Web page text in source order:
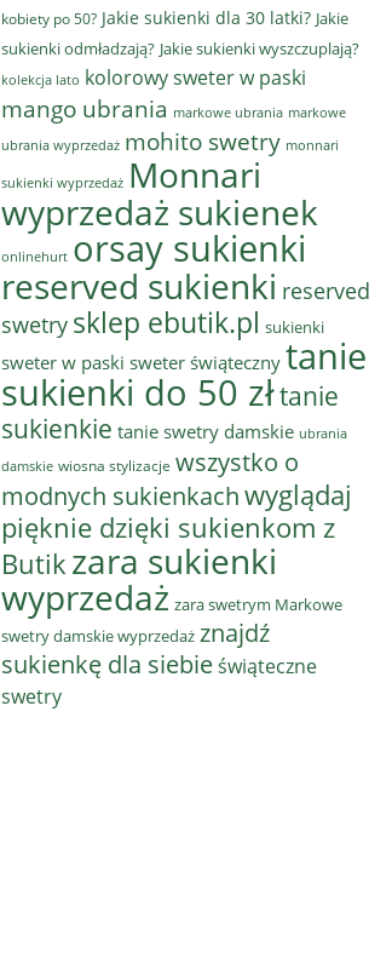
kobiety po 50? Jakie sukienki dla 30 latki? Jakie
sukienki odmładzają? Jakie sukienki wyszczuplają?
kolekcja lato kolorowy sweter w paski
mango ubrania markowe ubrania markowe
ubrania wyprzedaż mohito swetry monnari
sukienki wyprzedaż Monnari
wyprzedaż sukienek
onlinehurt orsay sukienki
reserved sukienki reserved
swetry sklep ebutik.pl sukienki
sweter w paski sweter świątecznytanie
sukienki do 50 złtanie
sukienkie tanie swetry damskie ubrania
damskie wiosna stylizacje wszystko o
modnych sukienkachwyglądaj
pięknie dzięki sukienkom z
Butik zara sukienki
wyprzedaż zara swetrym Markowe
swetry damskie wyprzedaż znajdź
sukienkę dla siebieświąteczne
swetry